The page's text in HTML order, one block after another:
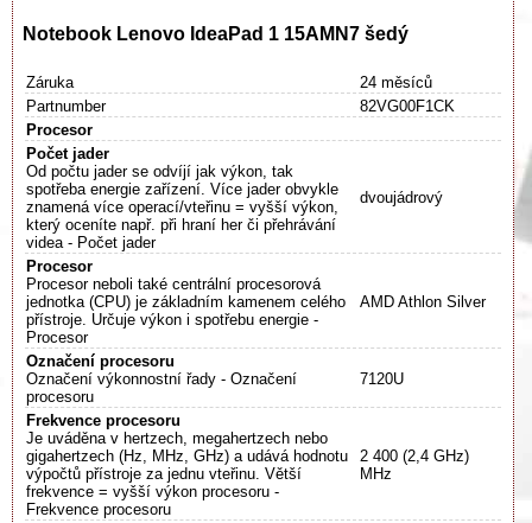
Notebook Lenovo IdeaPad 1 15AMN7 šedý
Záruka
24 měsíců
Partnumber
82VG00F1CK
Procesor
Počet jader
Od počtu jader se odvíjí jak výkon, tak
spotřeba energie zařízení. Více jader obvykle
znamená více operací/vteřinu = vyšší výkon,
který oceníte např. při hraní her či přehrávání
videa - Počet jader
dvoujádrový
Procesor
Procesor neboli také centrální procesorová
jednotka (CPU) je základním kamenem celého
přístroje. Určuje výkon i spotřebu energie -
Procesor
AMD Athlon Silver
Označení procesoru
Označení výkonnostní řady - Označení
procesoru
7120U
Frekvence procesoru
Je uváděna v hertzech, megahertzech nebo
gigahertzech (Hz, MHz, GHz) a udává hodnotu
výpočtů přístroje za jednu vteřinu. Větší
frekvence = vyšší výkon procesoru -
Frekvence procesoru
2 400 (2,4 GHz)
MHz